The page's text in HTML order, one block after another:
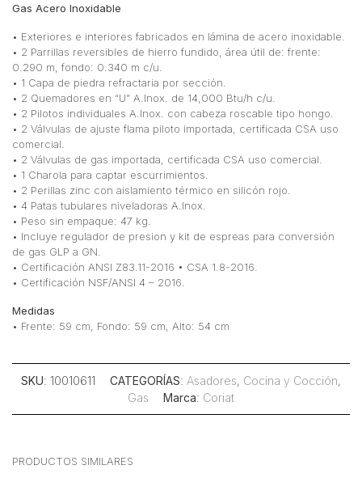
Gas Acero Inoxidable
• Exteriores e interiores fabricados en lámina de acero inoxidable.
• 2 Parrillas reversibles de hierro fundido, área útil de: frente:
0.290 m, fondo: 0.340 m c/u.
• 1 Capa de piedra refractaria por sección.
• 2 Quemadores en “U” A.Inox. de 14,000 Btu/h c/u.
• 2 Pilotos individuales A.Inox. con cabeza roscable tipo hongo.
• 2 Válvulas de ajuste flama piloto importada, certificada CSA uso
comercial.
• 2 Válvulas de gas importada, certificada CSA uso comercial.
• 1 Charola para captar escurrimientos.
• 2 Perillas zinc con aislamiento térmico en silicón rojo.
• 4 Patas tubulares niveladoras A.Inox.
• Peso sin empaque: 47 kg.
• Incluye regulador de presion y kit de espreas para conversión
de gas GLP a GN.
• Certificación ANSI Z83.11-2016 • CSA 1.8-2016.
• Certificación NSF/ANSI 4 – 2016.
Medidas
• Frente: 59 cm, Fondo: 59 cm, Alto: 54 cm
SKU: 10010611 CATEGORÍAS: Asadores, Cocina y Cocción,
Gas
Marca: Coriat
PRODUCTOS SIMILARES